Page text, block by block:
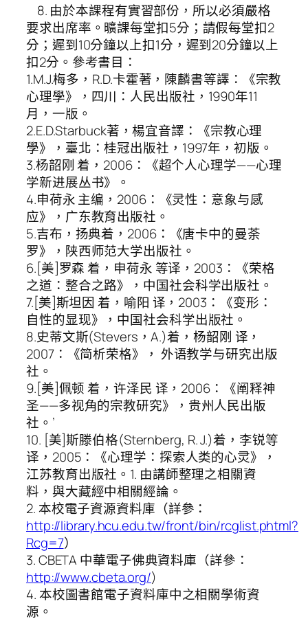
8. 由於本課程有實習部份，所以必須嚴格
要求出席率。曠課每堂扣5分；請假每堂扣2
分；遲到10分鐘以上扣1分，遲到20分鐘以上
扣2分。參考書目：
1.M.J.梅多，R.D.卡霍著，陳麟書等譯：《宗教
心理學》，四川：人民出版社，1990年11
月，一版。
2.E.D.Starbuck著，楊宜音譯：《宗教心理
學》，臺北：桂冠出版社，1997年，初版。
3.杨韶刚 着，2006：《超个人心理学——心理
学新进展丛书》。
4.申荷永 主编，2006：《灵性：意象与感
应》，广东教育出版社。
5.吉布，扬典着，2006：《唐卡中的曼荼
罗》，陕西师范大学出版社。
6.[美]罗森 着，申荷永 等译，2003：《荣格
之道：整合之路》，中国社会科学出版社。
7.[美]斯坦因 着，喻阳 译，2003：《变形：
自性的显现》，中国社会科学出版社。
8.史蒂文斯(Stevers，A.)着，杨韶刚 译，
2007：《简析荣格》， 外语教学与研究出版
社。
9.[美]佩顿 着，许泽民 译，2006：《阐释神
圣——多视角的宗教研究》，贵州人民出版
社。’
10. [美]斯滕伯格(Sternberg, R. J.)着，李锐等
译，2005：《心理学：探索人类的心灵》，
江苏教育出版社。1. 由講師整理之相關資
料，與大藏經中相關經論。
2. 本校電子資源資料庫（詳參：
http://library.hcu.edu.tw/front/bin/rcglist.phtml?
Rcg=7）
3. CBETA 中華電子佛典資料庫（詳參：
http://www.cbeta.org/)
4. 本校圖書館電子資料庫中之相關學術資
源。